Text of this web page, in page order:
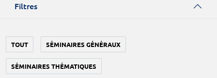
Filtres
TOUT SÉMINAIRES GÉNÉRAUX
SÉMINAIRES THÉMATIQUES